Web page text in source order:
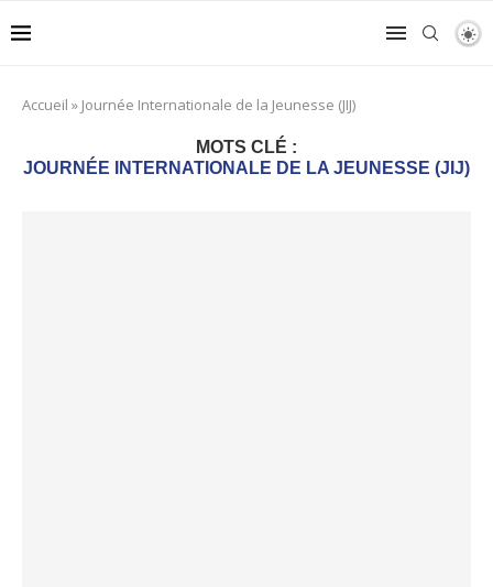
Accueil » Journée Internationale de la Jeunesse (JIJ)
MOTS CLÉ :
JOURNÉE INTERNATIONALE DE LA JEUNESSE (JIJ)